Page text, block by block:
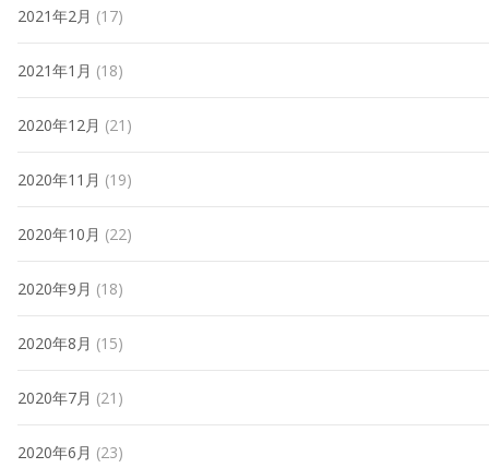
2021年2月 (17)
2021年1月 (18)
2020年12月 (21)
2020年11月 (19)
2020年10月 (22)
2020年9月 (18)
2020年8月 (15)
2020年7月 (21)
2020年6月 (23)